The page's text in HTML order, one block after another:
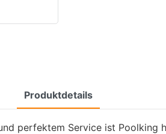
Produktdetails
perfektem Service ist Poolking